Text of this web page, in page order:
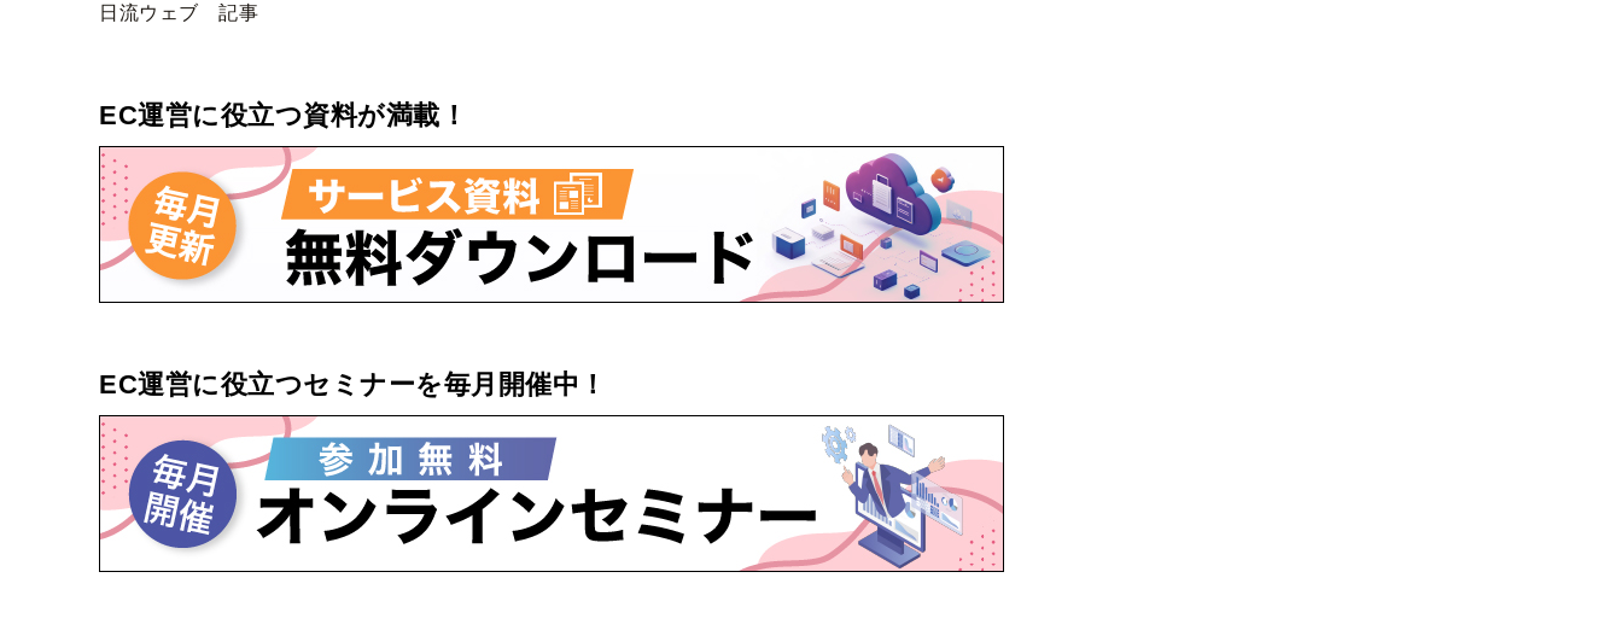
日流ウェブ 記事
EC運営に役立つ資料が満載！
EC運営に役立つセミナーを毎月開催中！